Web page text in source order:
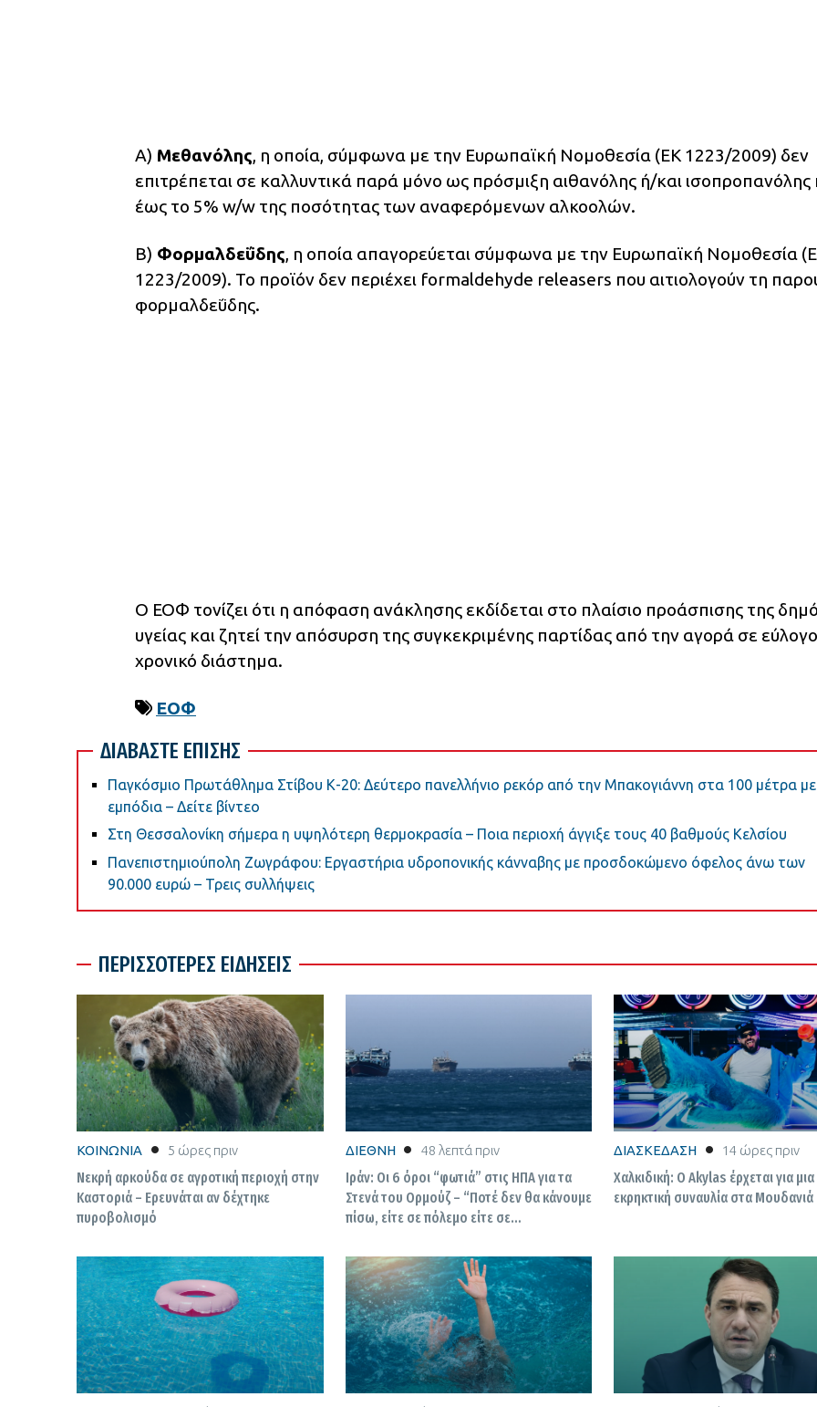
Α) Μεθανόλης, η οποία, σύμφωνα με την Ευρωπαϊκή Νομοθεσία (ΕΚ 1223/2009) δεν
επιτρέπεται σε καλλυντικά παρά μόνο ως πρόσμιξη αιθανόλης ή/και ισοπροπανόλης
έως το 5% w/w της ποσότητας των αναφερόμενων αλκοολών.
Β) Φορμαλδεΰδης, η οποία απαγορεύεται σύμφωνα με την Ευρωπαϊκή Νομοθεσία
1223/2009). Το προϊόν δεν περιέχει formaldehyde releasers που αιτιολογούν τη
φορμαλδεΰδης.
Ο ΕΟΦ τονίζει ότι η απόφαση ανάκλησης εκδίδεται στο πλαίσιο προάσπισης της
υγείας και ζητεί την απόσυρση της συγκεκριμένης παρτίδας από την αγορά σε εύλογο
χρονικό διάστημα.
ΕΟΦ
ΔΙΑΒΑΣΤΕ ΕΠΙΣΗΣ
Παγκόσμιο Πρωτάθλημα Στίβου Κ-20: Δεύτερο πανελλήνιο ρεκόρ από την Μπακογιάννη στα 100 μέτρα με
εμπόδια – Δείτε βίντεο
Στη Θεσσαλονίκη σήμερα η υψηλότερη θερμοκρασία – Ποια περιοχή άγγιξε τους 40 βαθμούς Κελσίου
Πανεπιστημιούπολη Ζωγράφου: Εργαστήρια υδροπονικής κάνναβης με προσδοκώμενο όφελος άνω των
90.000 ευρώ – Τρεις συλλήψεις
ΠΕΡΙΣΣΟΤΕΡΕΣ ΕΙΔΗΣΕΙΣ
ΚΟΙΝΩΝΙΑ 5 ώρες πριν
Νεκρή αρκούδα σε αγροτική περιοχή στην
Καστοριά – Ερευνάται αν δέχτηκε
πυροβολισμό
ΔΙΕΘΝΗ 48 λεπτά πριν
Ιράν: Οι 6 όροι “φωτιά” στις ΗΠΑ για τα
Στενά του Ορμούζ – “Ποτέ δεν θα κάνουμε
πίσω, είτε σε πόλεμο είτε σε
ΔΙΑΣΚΕΔΑΣΗ 14 ώρες πριν
Χαλκιδική: Ο Akylas έρχεται για μια
εκρηκτική συναυλία στα Μουδανιά